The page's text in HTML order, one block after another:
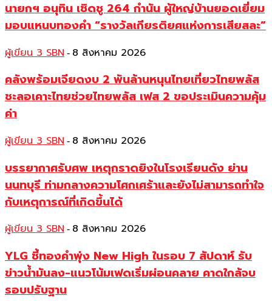
นายกฯ อนุทิน เชิดชู 264 กำนัน ผู้ใหญ่บ้านยอดเยี่ยม
มอบแหนบทองคำ “รางวัลเกียรติยศแห่งการเสียสละ”
ผู้เขียน 3 SBN - 8 สิงหาคม 2026
คลังพร้อมเจียดงบ 2 พันล้านหนุนไทยเที่ยวไทยพลัส
ชะลอเคาะไทยช่วยไทยพลัส เฟส 2 ขอประเมินความคุ้ม
ค่า
ผู้เขียน 3 SBN - 8 สิงหาคม 2026
บรรยากาศรับศพ เหตุกราดยิงในโรงเรียนดัง ย่าน
นนทบุรี ท่ามกลางความโศกเศร้าและยังไม่สามารถทำใจ
กับเหตุการณ์ที่เกิดขึ้นได้
ผู้เขียน 3 SBN - 8 สิงหาคม 2026
YLG ชี้ทองคำพุ่ง New High ในรอบ 7 สัปดาห์ รับ
ข่าวน้ำมันลง-แนวโน้มเฟดเริ่มผ่อนคลาย คาดใกล้จบ
รอบปรับฐาน